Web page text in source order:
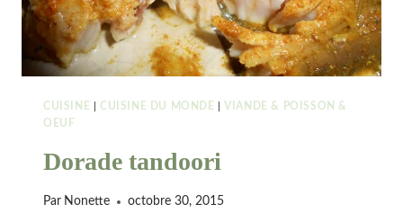
CUISINE CUISINE DU MONDE |VIANDE & POISSON &
OEUF
Dorade tandoori
Par Nonette octobre 30, 2015